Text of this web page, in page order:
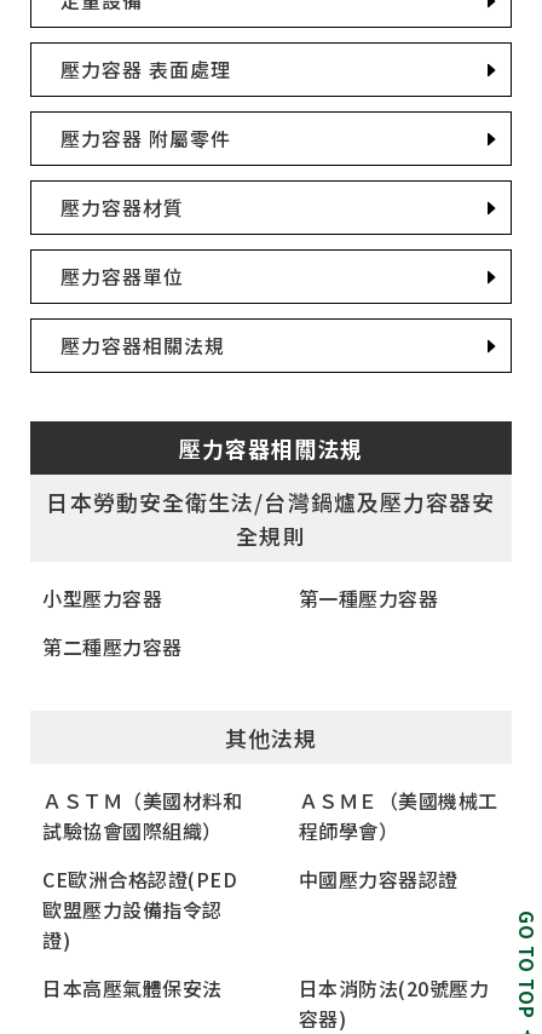
壓力容器 表面處理
壓力容器 附屬零件
壓力容器材質
壓力容器單位
壓力容器相關法規
壓力容器相關法規
日本勞動安全衛生法/台灣鍋爐及壓力容器安
全規則
小型壓力容器
第一種壓力容器
第二種壓力容器
其他法規
ＡＳＴＭ（美國材料和
試驗協會國際組織）
ＡＳＭＥ（美國機械工
程師學會）
CE歐洲合格認證(PED
歐盟壓力設備指令認
證)
中國壓力容器認證
日本高壓氣體保安法
日本消防法(20號壓力
容器)
GO TO TOP